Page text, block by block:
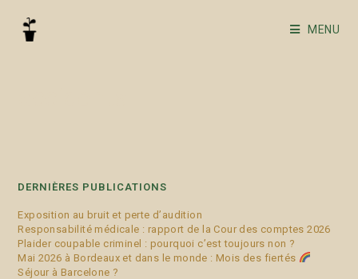
MENU
DERNIÈRES PUBLICATIONS
Exposition au bruit et perte d’audition
Responsabilité médicale : rapport de la Cour des comptes 2026
Plaider coupable criminel : pourquoi c’est toujours non ?
Mai 2026 à Bordeaux et dans le monde : Mois des fiertés
Séjour à Barcelone ?